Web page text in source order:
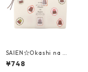
SAIEN☆Okashi na Ka
ishi☆懐紙☆カヌレブ
ローチ（3537）ストー
¥748